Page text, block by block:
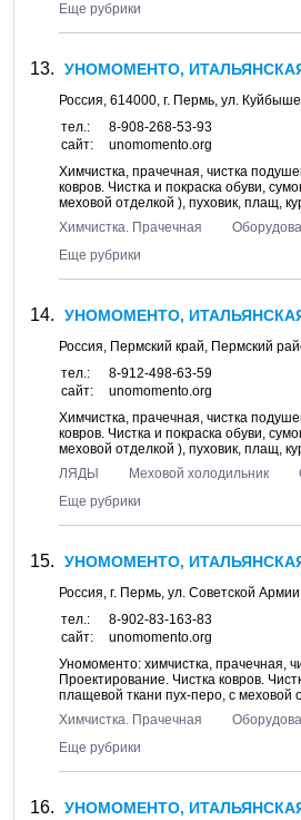
Еще рубрики
УНОМОМЕНТО,
Россия, 614000, г. Пермь, ул.
тел.:
8-908-268-53-93
сайт:
unomomento.org
Химчистка, прачечная, чистка
ковров. Чистка и покраска обуви,
меховой отделкой ), пуховик, плащ,
Химчистка. Прачечная
Еще рубрики
УНОМОМЕНТО,
Россия, Пермский край, Пермский
тел.:
8-912-498-63-59
сайт:
unomomento.org
Химчистка, прачечная, чистка
ковров. Чистка и покраска обуви,
меховой отделкой ), пуховик, плащ,
ЛЯДЫ
Меховой холодильник
Еще рубрики
УНОМОМЕНТО,
Россия, г. Пермь, ул. Советской
тел.:
8-902-83-163-83
сайт:
unomomento.org
Уномоменто: химчистка, прачечная,
Проектирование. Чистка ковров.
плащевой ткани пух-перо, с меховой
Химчистка. Прачечная
Еще рубрики
УНОМОМЕНТО,